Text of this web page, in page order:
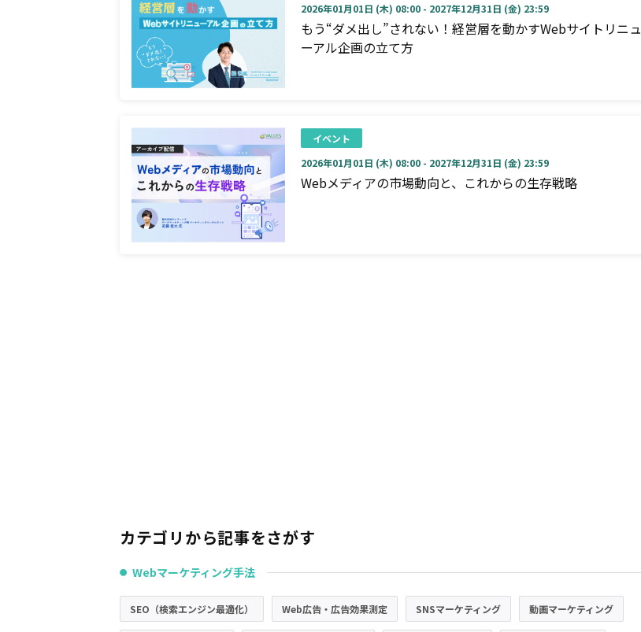
2026年01月01日 (木) 08:00 - 2027年12月31日 (金) 23:59
もう“ダメ出し”されない！経営層を動かすWebサイトリニュ
ーアル企画の立て方
イベント
2026年01月01日 (木) 08:00 - 2027年12月31日 (金) 23:59
Webメディアの市場動向と、これからの生存戦略
カテゴリから記事をさがす
● Webマーケティング手法
SEO（検索エンジン最適化） Web広告・広告効果測定 SNSマーケティング 動画マーケティング